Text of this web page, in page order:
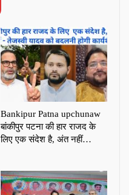
Bankipur Patna upchunaw
बांकीपुर पटना की हार राजद के
लिए एक संदेश है, अंत नहीं…